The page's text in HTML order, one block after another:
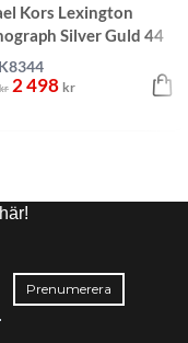
Kors Lexington
Silver Guld 44
kr 2 498 kr